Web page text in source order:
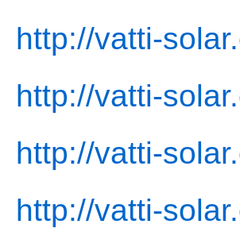
http://vatti-
http://vatti-
http://vatti-
http://vatti-